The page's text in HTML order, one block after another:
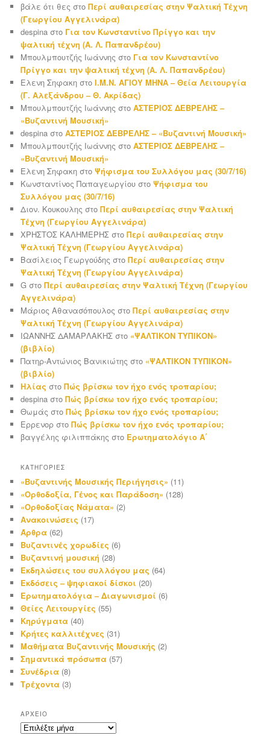
βάλε ότι θες στοΠερί αυθαιρεσίας στην Ψαλτική Τέχνη
(Γεωργίου Αγγελινάρα)
despina στο Για τον Κωνσταντίνο Πρίγγο και την
ψαλτική τέχνη (Α. Λ. Παπανδρέου)
Μπουλμπουτζής Ιωάννης στο Για τον Κωνσταντίνο
Πρίγγο και την ψαλτική τέχνη (Α. Λ. Παπανδρέου)
Ελενη Σηφακη στοΙ.Μ.Ν. ΑΓΙΟΥ ΜΗΝΑ – Θεία Λειτουργία
(Γ. Αλεξάνδρου – Θ. Ακρίδας)
Μπουλμπουτζής Ιωάννης στοΑΣΤΕΡΙΟΣ ΔΕΒΡΕΛΗΣ –
«Βυζαντινή Μουσική»
despina στοΑΣΤΕΡΙΟΣ ΔΕΒΡΕΛΗΣ – «Βυζαντινή Μουσική»
Μπουλμπουτζής Ιωάννης στοΑΣΤΕΡΙΟΣ ΔΕΒΡΕΛΗΣ –
«Βυζαντινή Μουσική»
Ελενη Σηφακη στοΨήφισμα του Συλλόγου μας (30/7/16)
Κωνσταντίνος Παπαγεωργίου στοΨήφισμα του
Συλλόγου μας (30/7/16)
Διον. Κουκουλης στοΠερί αυθαιρεσίας στην Ψαλτική
Τέχνη (Γεωργίου Αγγελινάρα)
ΧΡΗΣΤΟΣ ΚΑΛΗΜΕΡΗΣ στοΠερί αυθαιρεσίας στην
Ψαλτική Τέχνη (Γεωργίου Αγγελινάρα)
Βασίλειος Γεωργούδης στοΠερί αυθαιρεσίας στην
Ψαλτική Τέχνη (Γεωργίου Αγγελινάρα)
G στοΠερί αυθαιρεσίας στην Ψαλτική Τέχνη (Γεωργίου
Αγγελινάρα)
Μάριος Αθανασόπουλος στοΠερί αυθαιρεσίας στην
Ψαλτική Τέχνη (Γεωργίου Αγγελινάρα)
ΙΩΑΝΝΗΣ ΔΑΜΑΡΛΑΚΗΣ στο «ΨΑΛΤΙΚΟΝ ΤΥΠΙΚΟΝ»
(βιβλίο)
Πατηρ-Αντώνιος Βανικιώτης στο «ΨΑΛΤΙΚΟΝ ΤΥΠΙΚΟΝ»
(βιβλίο)
Ηλίας στοΠώς βρίσκω τον ήχο ενός τροπαρίου;
despina στοΠώς βρίσκω τον ήχο ενός τροπαρίου;
Θωμάς στοΠώς βρίσκω τον ήχο ενός τροπαρίου;
Ερρενορ στοΠώς βρίσκω τον ήχο ενός τροπαρίου;
βαγγέλης φιλιππάκης στο Ερωτηματολόγιο Α΄
ΚΑΤΗΓΟΡΊΕΣ
«Βυζαντινής Μουσικής Περιήγησις» (11)
«Ορθοδοξία, Γένος και Παράδοση» (128)
«Ορθοδοξίας Νάματα» (2)
Ανακοινώσεις (17)
Άρθρα (62)
Βυζαντινές χορωδίες (6)
Βυζαντινή μουσική (28)
Εκδηλώσεις του συλλόγου μας (64)
Εκδόσεις – ψηφιακοί δίσκοι (20)
Ερωτηματολόγια – Διαγωνισμοί (6)
Θείες Λειτουργίες (55)
Κηρύγματα (40)
Κρήτες καλλιτέχνες (31)
Μαθήματα Βυζαντινής Μουσικής (2)
Σημαντικά πρόσωπα (57)
Συνέδρια (8)
Τρέχοντα (3)
ΑΡΧΕΊΟ
Αρχείο